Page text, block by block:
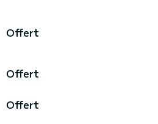
Offert
Offert
Offert